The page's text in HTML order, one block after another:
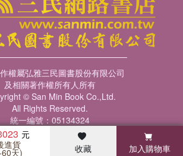
進貨
天) 收藏 加入購物車
心 瀏覽紀錄 會員專區
權屬弘雅三民圖書股份有限公司
及相關著作權所有人所有
© San Min Book Co.,Ltd.
All Rights Reserved.
統一編號：05134324